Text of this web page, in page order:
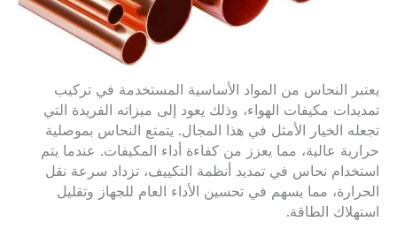
يعتبر النحاس من المواد الأساسية المستخدمة في تركيب
تمديدات مكيفات الهواء، وذلك يعود إلى ميزاته الفريدة التي
تجعله الخيار الأمثل في هذا المجال. يتمتع النحاس بموصلية
حرارية عالية، مما يعزز من كفاءة أداء المكيفات. عندما يتم
استخدام نحاس في تمديد أنظمة التكييف، تزداد سرعة نقل
الحرارة، مما يسهم في تحسين الأداء العام للجهاز وتقليل
استهلاك الطاقة.